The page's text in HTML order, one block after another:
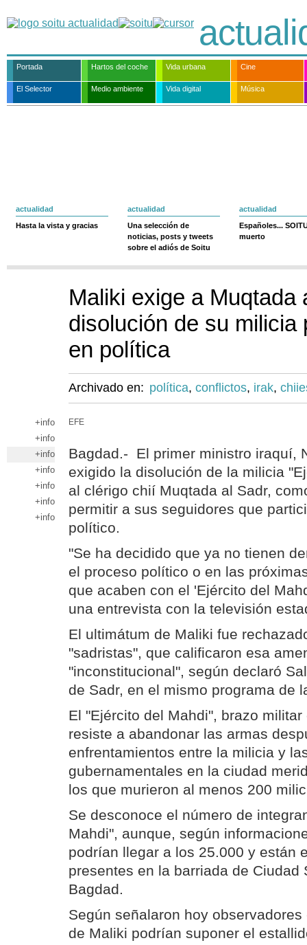
Portada Hartos del coche Vida urbana Cine
El Selector Medio ambiente Vida digital Música
actualidad
Hasta la vista y gracias
actualidad
Una selección de
noticias, posts y tweets
sobre el adiós de Soitu
actualidad
Españoles...
muerto
Maliki exige a Muqtada
disolución de su milicia
en política
Archivado en: política, conflictos, irak,
+info
+info
+info
+info
+info
+info
+info
EFE
Bagdad.- El primer ministro iraquí,
exigido la disolución de la milicia
al clérigo chií Muqtada al Sadr,
permitir a sus seguidores que
político.
"Se ha decidido que ya no tienen
el proceso político o en las
que acaben con el 'Ejército del
una entrevista con la televisión
El ultimátum de Maliki fue
"sadristas", que calificaron esa
"inconstitucional", según declaró
de Sadr, en el mismo programa de
El "Ejército del Mahdi", brazo
resiste a abandonar las armas
enfrentamientos entre la milicia y
gubernamentales en la ciudad
los que murieron al menos 200
Se desconoce el número de
Mahdi", aunque, según
podrían llegar a los 25.000 y están
presentes en la barriada de Ciudad
Bagdad.
Según señalaron hoy
de Maliki podrían suponer el